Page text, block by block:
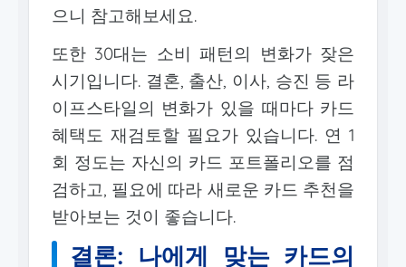
으니 참고해보세요.
또한 30대는 소비 패턴의 변화가 잦은
시기입니다. 결혼, 출산, 이사, 승진 등 라
이프스타일의 변화가 있을 때마다 카드
혜택도 재검토할 필요가 있습니다. 연 1
회 정도는 자신의 카드 포트폴리오를 점
검하고, 필요에 따라 새로운 카드 추천을
받아보는 것이 좋습니다.
결론: 나에게 맞는 카드의